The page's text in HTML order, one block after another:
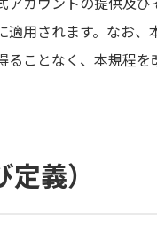
適用されます。なお、
ることなく、本規程を
定義）